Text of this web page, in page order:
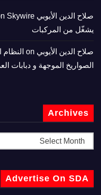
صلاح الدين الأيوبي
يشغّل من المركبات
صلاح الدين الأيوبي
الصواريخ الموجهة و دبابات
Archives
Advertise On SDA